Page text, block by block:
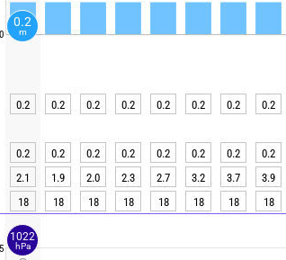
0
0.2 0.2 0.2 0.2 0.2 0.2 0.2 0.2
0.2 0.2 0.2 0.2 0.2 0.2 0.2 0.2
2.1
1.9 2.0 2.3 2.7 3.2 3.7 3.9
18
18 18 18 18 18 18 18
0.2
m
1022
hPa